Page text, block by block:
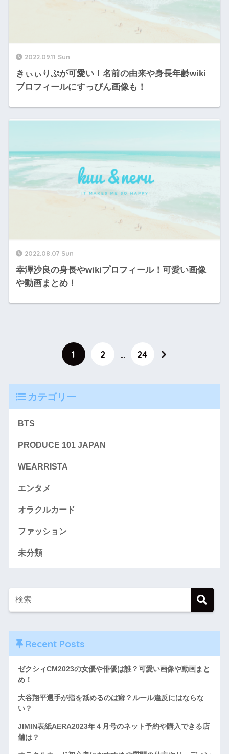
2022.09.11 Sun
きぃぃりぷが可愛い！名前の由来や身長年齢wiki
プロフィールにすっぴん画像も！
2022.08.07 Sun
幸澤沙良の身長やwikiプロフィール！可愛い画像
や動画まとめ！
1 2 … 24
カテゴリー
BTS
PRODUCE 101 JAPAN
WEARRISTA
エンタメ
オラクルカード
ファッション
未分類
Recent Posts
ゼクシィCM2023の女優や俳優は誰？可愛い画像や動画まと
め！
大谷翔平選手が指を舐めるのは癖？ルール違反にはならな
い？
JIMIN表紙AERA2023年４月号のネット予約や購入できる店
舗は？